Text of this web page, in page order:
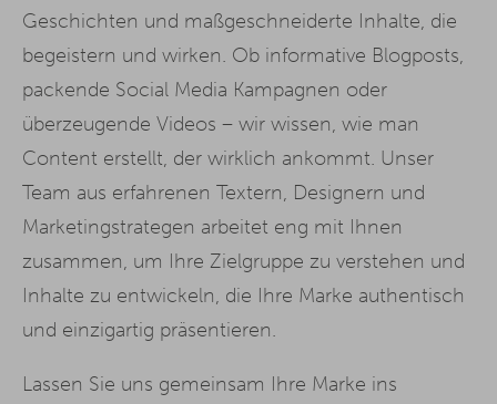
Geschichten und maßgeschneiderte Inhalte, die
begeistern und wirken. Ob informative Blogposts,
packende Social Media Kampagnen oder
überzeugende Videos – wir wissen, wie man
Content erstellt, der wirklich ankommt. Unser
Team aus erfahrenen Textern, Designern und
Marketingstrategen arbeitet eng mit Ihnen
zusammen, um Ihre Zielgruppe zu verstehen und
Inhalte zu entwickeln, die Ihre Marke authentisch
und einzigartig präsentieren.
Lassen Sie uns gemeinsam Ihre Marke ins